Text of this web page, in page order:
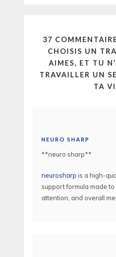
37
CHOISIS UN
AIMES, ET TU
TRAVAILLER UN
TA
NEURO SHARP
**neuro sharp**
neurosharp is a high-
support formula made to
attention, and overall